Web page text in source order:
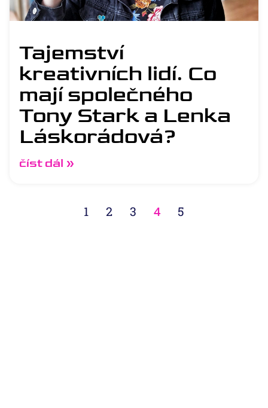
Tajemství
kreativních lidí. Co
mají společného
Tony Stark a Lenka
Láskorádová?
číst dál »
1 2 3 4 5